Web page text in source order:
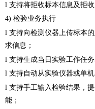
l 支持将拒收标本信息及拒
4) 检验业务执行
l 支持向检测仪器上传标本
求信息；
l 支持生成当日实验工作任务
l 支持自动从实验仪器或单
l 支持手工输入检验结果，
能；